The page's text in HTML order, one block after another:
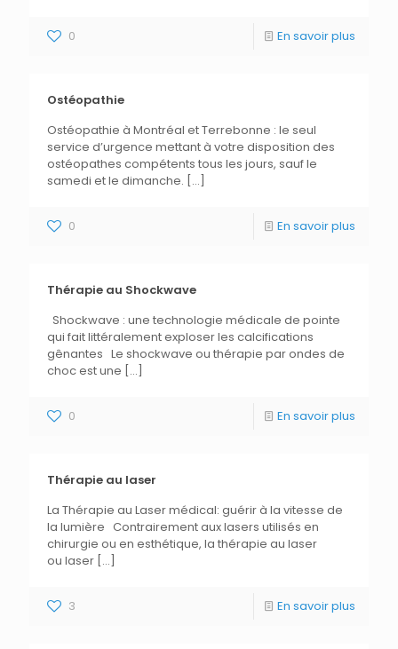
0 En savoir plus
Ostéopathie
Ostéopathie à Montréal et Terrebonne : le seul
service d’urgence mettant à votre disposition des
ostéopathes compétents tous les jours, sauf le
samedi et le dimanche. […]
0 En savoir plus
Thérapie au Shockwave
Shockwave : une technologie médicale de pointe
qui fait littéralement exploser les calcifications
gênantes Le shockwave ou thérapie par ondes de
choc est une […]
0 En savoir plus
Thérapie au laser
La Thérapie au Laser médical: guérir à la vitesse de
la lumière Contrairement aux lasers utilisés en
chirurgie ou en esthétique, la thérapie au laser
ou laser […]
3 En savoir plus